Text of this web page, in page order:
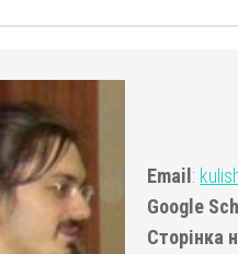
Email:
Google
Сторінка